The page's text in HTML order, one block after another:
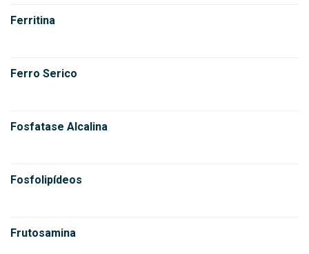
Ferritina
Ferro Serico
Fosfatase Alcalina
Fosfolipídeos
Frutosamina